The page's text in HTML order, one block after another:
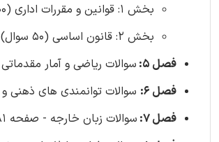
بخش 1: قوانین و مقررات اداری (100 سوال)
بخش 2: قانون اساسی (50 سوال)
فصل 5:
سوالات ریاضی و آمار مقدماتی - صفحه
فصل 6:
سوالات توانمندی های ذهنی و
فصل 7:
سوالات زبان خارجه - صفحه 181 (100 سوال)